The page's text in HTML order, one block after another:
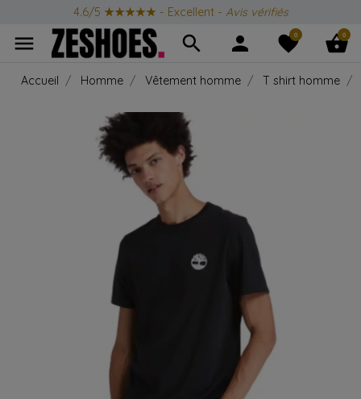
4.6/5 ★★★★★ - Excellent - Avis vérifiés
menu search person favorite
0 shopping_basket
0
Accueil Homme Vêtement homme T shirt homme